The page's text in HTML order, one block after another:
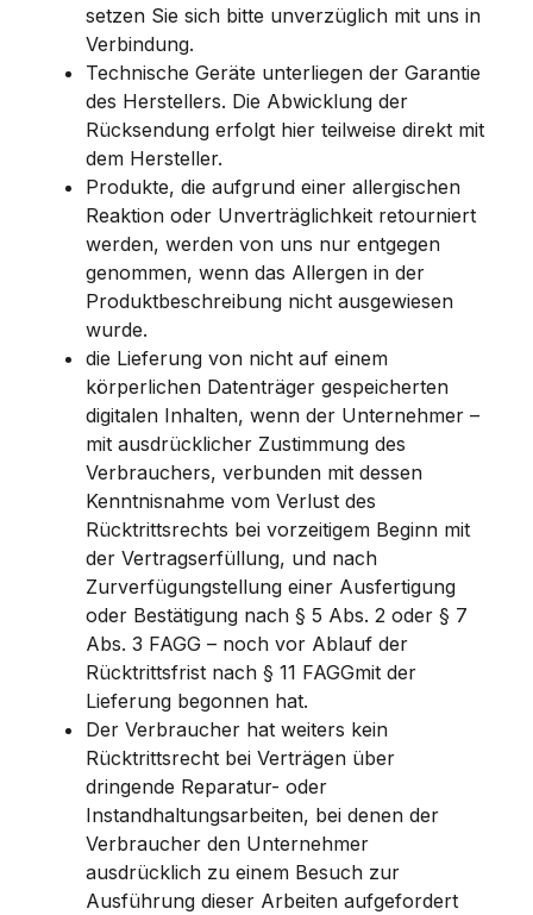
setzen Sie sich bitte unverzüglich mit uns in
Verbindung.
Technische Geräte unterliegen der Garantie
des Herstellers. Die Abwicklung der
Rücksendung erfolgt hier teilweise direkt mit
dem Hersteller.
Produkte, die aufgrund einer allergischen
Reaktion oder Unverträglichkeit retourniert
werden, werden von uns nur entgegen
genommen, wenn das Allergen in der
Produktbeschreibung nicht ausgewiesen
wurde.
die Lieferung von nicht auf einem
körperlichen Datenträger gespeicherten
digitalen Inhalten, wenn der Unternehmer –
mit ausdrücklicher Zustimmung des
Verbrauchers, verbunden mit dessen
Kenntnisnahme vom Verlust des
Rücktrittsrechts bei vorzeitigem Beginn mit
der Vertragserfüllung, und nach
Zurverfügungstellung einer Ausfertigung
oder Bestätigung nach § 5 Abs. 2 oder § 7
Abs. 3 FAGG – noch vor Ablauf der
Rücktrittsfrist nach § 11 FAGGmit der
Lieferung begonnen hat.
Der Verbraucher hat weiters kein
Rücktrittsrecht bei Verträgen über
dringende Reparatur- oder
Instandhaltungsarbeiten, bei denen der
Verbraucher den Unternehmer
ausdrücklich zu einem Besuch zur
Ausführung dieser Arbeiten aufgefordert